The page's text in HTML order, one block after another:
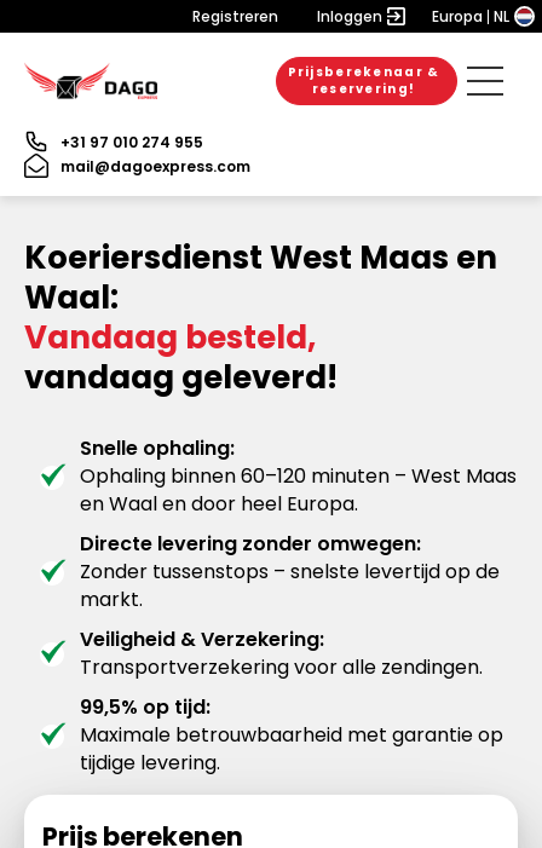
Registreren Inloggen Europa NL
Prijsberekenaar &
reservering!
+31 97 010 274 955
mail@dagoexpress.com
Koeriersdienst West Maas en
Waal:
Vandaag besteld,
vandaag geleverd!
Snelle ophaling:
Ophaling binnen 60–120 minuten – West Maas
en Waal en door heel Europa.
Directe levering zonder omwegen:
Zonder tussenstops – snelste levertijd op de
markt.
Veiligheid & Verzekering:
Transportverzekering voor alle zendingen.
99,5% op tijd:
Maximale betrouwbaarheid met garantie op
tijdige levering.
Prijs berekenen